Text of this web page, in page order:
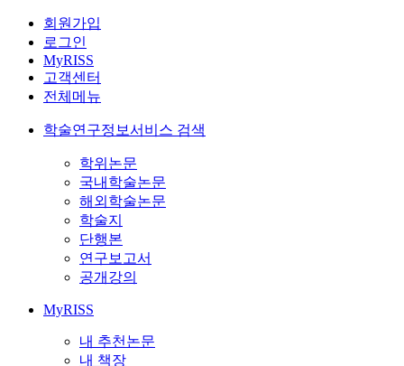
회원가입
로그인
MyRISS
고객센터
전체메뉴
학술연구정보서비스 검색
학위논문
국내학술논문
해외학술논문
학술지
단행본
연구보고서
공개강의
MyRISS
내 추천논문
내 책장